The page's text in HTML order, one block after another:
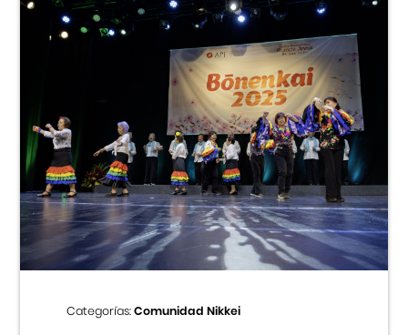
Categorías:Comunidad Nikkei